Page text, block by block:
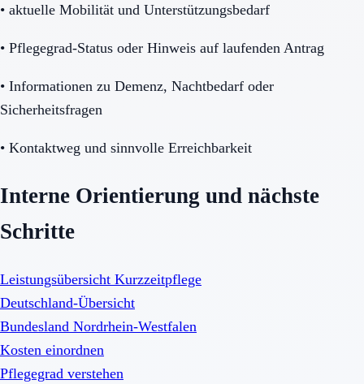
• aktuelle Mobilität und Unterstützungsbedarf
• Pflegegrad-Status oder Hinweis auf laufenden Antrag
• Informationen zu Demenz, Nachtbedarf oder
Sicherheitsfragen
• Kontaktweg und sinnvolle Erreichbarkeit
Interne Orientierung und nächste
Schritte
Leistungsübersicht Kurzzeitpflege
Deutschland-Übersicht
Bundesland Nordrhein-Westfalen
Kosten einordnen
Pflegegrad verstehen